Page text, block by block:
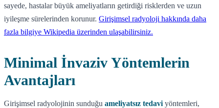
sayede, hastalar büyük ameliyatların getirdiği risklerden ve uzun
iyileşme sürelerinden korunur. Girişimsel radyoloji hakkında daha
fazla bilgiye Wikipedia üzerinden ulaşabilirsiniz.
Minimal İnvaziv Yöntemlerin
Avantajları
Girişimsel radyolojinin sunduğu ameliyatsız tedavi yöntemleri,